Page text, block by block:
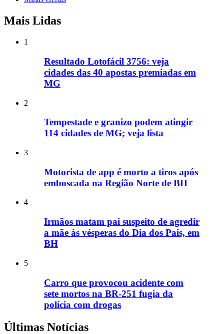
Mais Lidas
1
Resultado Lotofácil 3756: veja
cidades das 40 apostas premiadas em
MG
2
Tempestade e granizo podem atingir
114 cidades de MG; veja lista
3
Motorista de app é morto a tiros após
emboscada na Região Norte de BH
4
Irmãos matam pai suspeito de agredir
a mãe às vésperas do Dia dos Pais, em
BH
5
Carro que provocou acidente com
sete mortos na BR-251 fugia da
polícia com drogas
Últimas Notícias